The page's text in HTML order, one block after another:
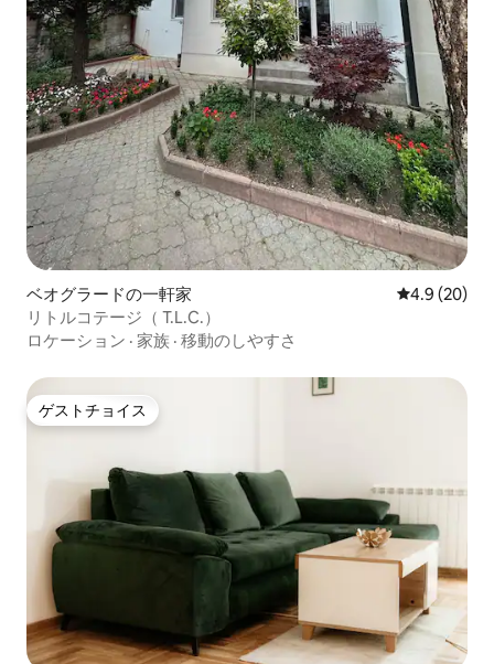
ベオグラードの一軒家 レビュー20
4.9 (20)
リトルコテージ（ T.L.C.）
ロケーション · 家族 · 移動のしやすさ
ゲストチョイス
ゲストチョイス